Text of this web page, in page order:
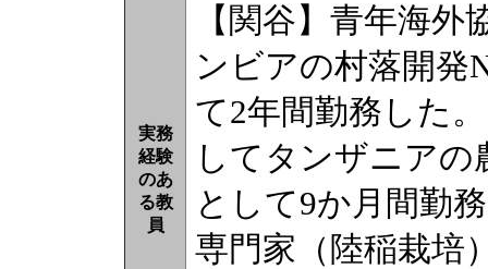
実務
経験
のあ
る教
員
【関谷】青年海
ンビアの村落開発
て2年間勤務した
してタンザニアの
として9か月間勤
専門家（陸稲栽培